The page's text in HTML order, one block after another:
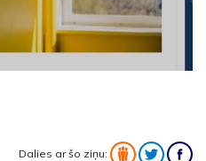
Dalies ar šo ziņu: